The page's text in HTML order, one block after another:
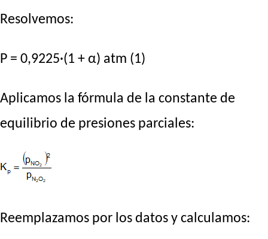
Resolvemos:
P = 0,9225·(1 + α) atm (1)
Aplicamos la fórmula de la constante de
equilibrio de presiones parciales:
Reemplazamos por los datos y calculamos: